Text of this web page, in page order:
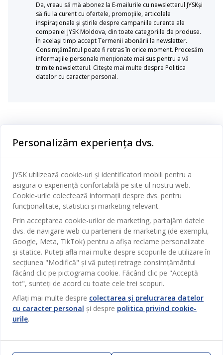
Da, vreau să mă abonez la E-mailurile cu newsletterul JYSKși
să fiu la curent cu ofertele, promoțiile, articolele
inspiraționale și știrile despre campaniile curente ale
companiei JYSK Moldova, din toate categoriile de produse.
În același timp accept Termenii abonării la newsletter.
Consimțământul poate fi retras în orice moment. Procesăm
informațiile personale menționate mai sus pentru a vă
trimite newsletterul. Citește mai multe despre Politica
datelor cu caracter personal.
Baie
Birou
Sufragerie
Bucătărie
Depozitare
Perdele
Grădină
Pentru casă
Outlet
Contact Relații Clienți
Magazine și program
Broșură
Termeni si conditii vânzări online
Garantia prețului
Garanția Produselor
Politica de confidentialitate
Card cadou
Livrare
JYSK
Despre JYSK
JYSK.com
Presă
Locuri de muncă
Inspirație
SEDIU CENTRAL
TAROL-DD S.R.L. str. Jubiliara, 41A mun. Chișinău, Republica
Moldova
JYSK BUSINESS TO BUSINESS
Vânzări și relații clienți persoane juridice
Telefon: 060 531 531
E-mail: jysk@jysk.md
JYSK RELAȚII CLIENȚI
Contact Relații Clienți
Telefon: 022 022 030
E-mail: support@jysk.md
Urmărește Jysk
Personalizăm experiența dvs.
JYSK utilizează cookie-uri și identificatori mobili pentru a
asigura o experiență confortabilă pe site-ul nostru web.
Cookie-urile colectează informații despre dvs. pentru
funcționalitate, statistici și marketing relevant.
Prin acceptarea cookie-urilor de marketing, partajăm datele
dvs. de navigare web cu partenerii de marketing (de exemplu,
Google, Meta, TikTok) pentru a afișa reclame personalizate
și statice. Puteți afla mai multe despre scopurile de utilizare în
secțiunea "Modifică" și vă puteți retrage consimțământul
făcând clic pe pictograma cookie. Făcând clic pe "Acceptă
tot", sunteți de acord cu toate cele trei scopuri.
Aflați mai multe despre colectarea și prelucrarea datelor
cu caracter personal și despre politica privind cookie-
urile.